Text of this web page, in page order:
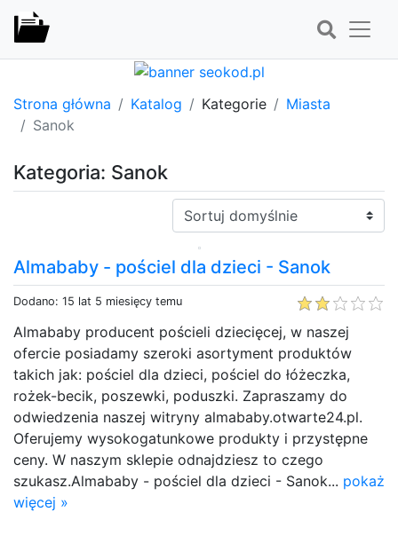
Strona główna Katalog Kategorie
Miasta
Sanok
Kategoria: Sanok
Sortuj:
Almababy - pościel dla dzieci - Sanok
Dodano: 15 lat 5 miesięcy temu
Almababy producent pościeli dziecięcej, w naszej
ofercie posiadamy szeroki asortyment produktów
takich jak: pościel dla dzieci, pościel do łóżeczka,
rożek-becik, poszewki, poduszki. Zapraszamy do
odwiedzenia naszej witryny almababy.otwarte24.pl.
Oferujemy wysokogatunkowe produkty i przystępne
ceny. W naszym sklepie odnajdziesz to czego
szukasz.Almababy - pościel dla dzieci - Sanok... pokaż
więcej »